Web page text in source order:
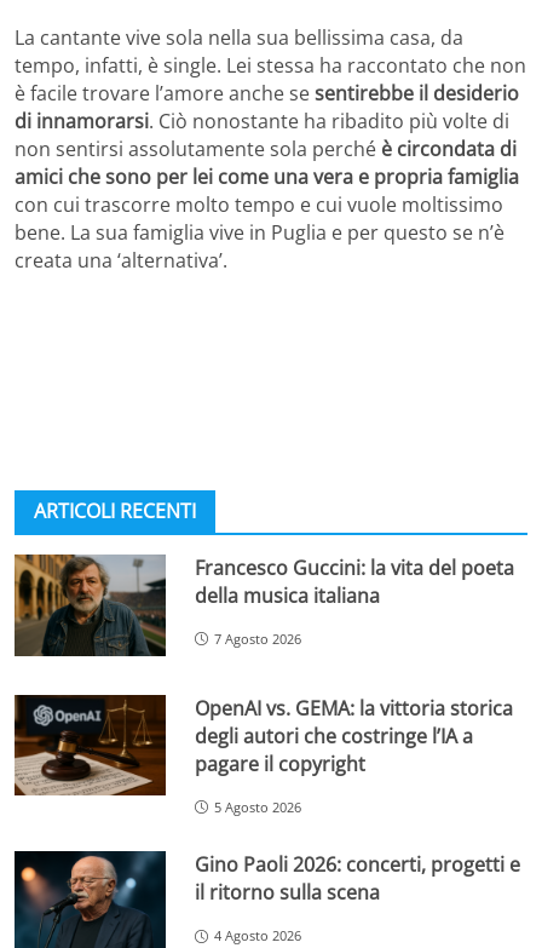
La cantante vive sola nella sua bellissima casa, da
tempo, infatti, è single. Lei stessa ha raccontato che non
è facile trovare l’amore anche sesentirebbe il desiderio
di innamorarsi. Ciò nonostante ha ribadito più volte di
non sentirsi assolutamente sola perché è circondata di
amici che sono per lei come una vera e propria famiglia
con cui trascorre molto tempo e cui vuole moltissimo
bene. La sua famiglia vive in Puglia e per questo se n’è
creata una ‘alternativa’.
ARTICOLI RECENTI
Francesco Guccini: la vita del poeta
della musica italiana
7 Agosto 2026
OpenAI vs. GEMA: la vittoria storica
degli autori che costringe l’IA a
pagare il copyright
5 Agosto 2026
Gino Paoli 2026: concerti, progetti e
il ritorno sulla scena
4 Agosto 2026